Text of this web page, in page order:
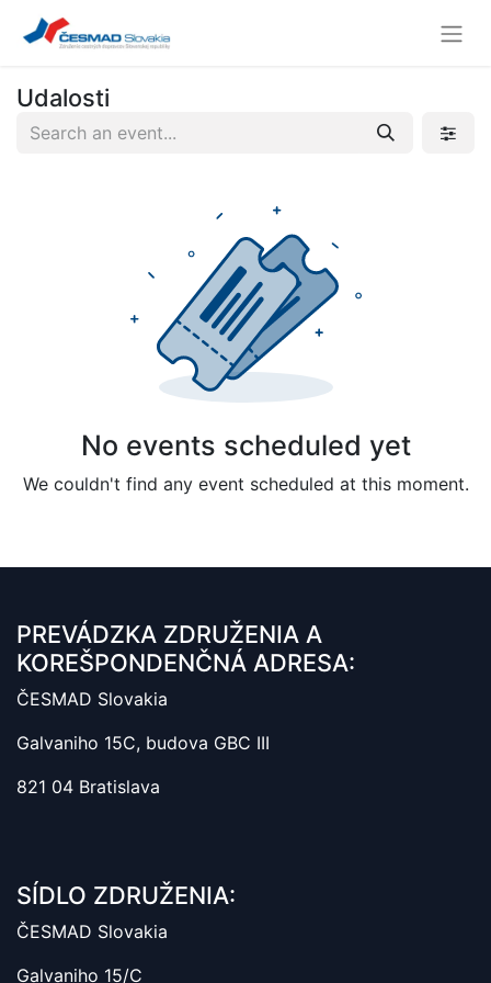
Udalosti
No events scheduled yet
We couldn't find any event scheduled at this moment.
PREVÁDZKA ZDRUŽENIA A
KOREŠPONDENČNÁ ADRESA:
ČESMAD Slovakia
Galvaniho 15C, budova GBC III
821 04 Bratislava
SÍDLO ZDRUŽENIA:
ČESMAD Slovakia
Galvaniho 15/C